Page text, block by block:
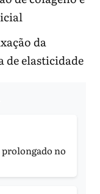
da
de elasticidade
no